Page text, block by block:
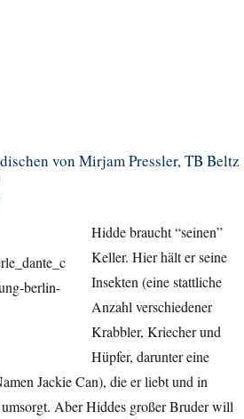
von Mirjam Pressler, TB Beltz
Hidde braucht “seinen”
Keller. Hier hält er seine
Insekten (eine stattliche
Anzahl verschiedener
Krabbler, Kriecher und
Hüpfer, darunter eine
Jackie Can), die er liebt und in
Aber Hiddes großer Bruder will